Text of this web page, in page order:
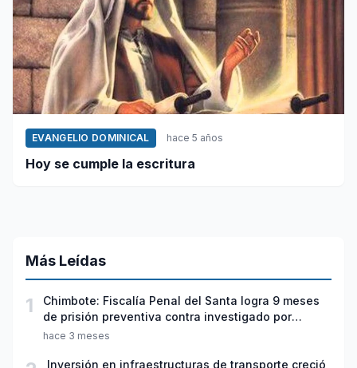
EVANGELIO DOMINICAL hace 5 años
Hoy se cumple la escritura
Más Leídas
1
Chimbote: Fiscalía Penal del Santa logra 9 meses
de prisión preventiva contra investigado por
violación sexual y tentativa de feminicidio
hace 3 meses
Inversión en infraestructuras de transporte creció